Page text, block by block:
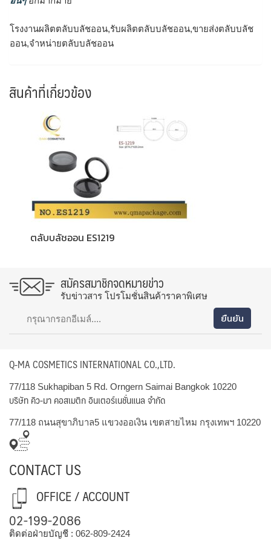
โรงงานผลิตตลับบลัชออน,รับผลิตตลับบลัชออน,ขายส่งตลับบลัช
ออน,จำหน่ายตลับบลัชออน
สินค้าที่เกี่ยวข้อง
ตลับบลัชออน ES1219
สมัครสมาชิกจดหมายข่าว
รับข่าวสาร โปรโมชั่นสินค้าราคาพิเศษ
Q-MA COSMETICS INTERNATIONAL CO.,LTD.
77/118 Sukhapiban 5 Rd. Orngern Saimai Bangkok 10220
บริษัท คิว-มา คอสเมติก อินเตอร์เนชั่นแนล จำกัด
77/118 ถนนสุขาภิบาล5 แขวงออเงิน เขตสายไหม กรุงเทพฯ 10220
CONTACT US
OFFICE / ACCOUNT
02-199-2086
ติดต่อฝ่ายบัญชี : 062-809-2424